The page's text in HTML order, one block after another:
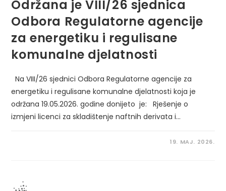
Održana je VIII/26 sjednica
Odbora Regulatorne agencije
za energetiku i regulisane
komunalne djelatnosti
Na VIII/26 sjednici Odbora Regulatorne agencije za
energetiku i regulisane komunalne djelatnosti koja je
održana 19.05.2026. godine donijeto je: Rješenje o
izmjeni licenci za skladištenje naftnih derivata i…
19. MAJ. 2026.